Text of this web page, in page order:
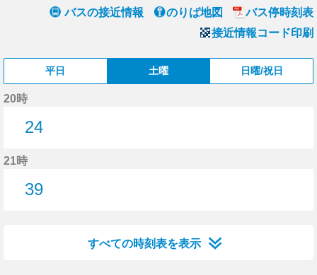
バスの接近情報 のりば地図
バス停時刻表
接近情報コード印刷
平日 土曜 日曜/祝日
20時
24
21時
39
すべての時刻表を表示